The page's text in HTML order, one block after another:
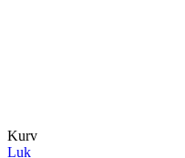
Kurv
Luk